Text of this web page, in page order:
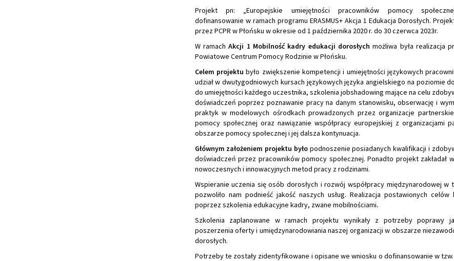
Projekt pn: „Europejskie umiejętności pracowników pomocy
dofinansowanie w ramach programu ERASMUS+ Akcja 1 Edukacja Dorosłych.
przez PCPR w Płońsku w okresie od 1 października 2020 r. do 30 czerwca 2023r.
W ramachAkcji 1 Mobilność kadry edukacji dorosłych możliwa była realizacja
Powiatowe Centrum Pomocy Rodzinie w Płońsku.
Celem projektubyło zwiększenie kompetencji i umiejętności językowych
udział w dwutygodniowych kursach językowych języka angielskiego na poziomie
do umiejętności każdego uczestnika, szkolenia jobshadowing mające na celu
doświadczeń poprzez poznawanie pracy na danym stanowisku, obserwację i
praktyk w modelowych ośrodkach prowadzonych przez organizacje
pomocy społecznej oraz nawiązanie współpracy europejskiej z organizacjami
obszarze pomocy społecznej i jej dalsza kontynuacja.
Głównym założeniem projektu byłopodnoszenie posiadanych kwalifikacji i
doświadczeń przez pracowników pomocy społecznej. Ponadto projekt zakładał
nowoczesnych i innowacyjnych metod pracy z rodzinami.
Wspieranie uczenia się osób dorosłych i rozwój współpracy międzynarodowej w
pozwoliło nam podnieść jakość naszych usług. Realizacja postawionych celów
poprzez szkolenia edukacyjne kadry, zwane mobilnościami.
Szkolenia zaplanowane w ramach projektu wynikały z potrzeby poprawy
poszerzenia oferty i umiędzynarodowiania naszej organizacji w obszarze
dorosłych.
Potrzeby te zostały zidentyfikowane i opisane we wniosku o dofinansowanie w tzw.